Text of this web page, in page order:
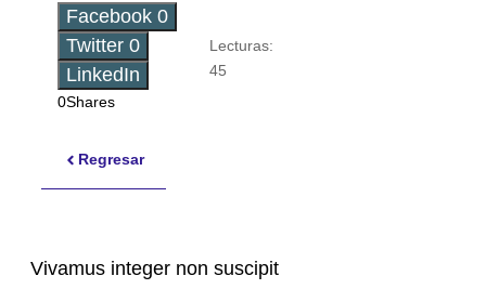
Facebook 0
Twitter 0
LinkedIn
0Shares
Lecturas:
45
Regresar
Vivamus integer non suscipit